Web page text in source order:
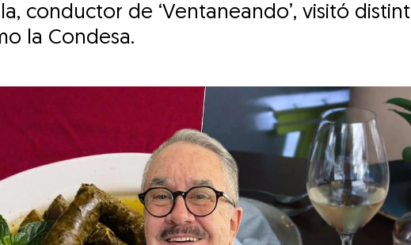
conductor de ‘Ventaneando’, visitó
la Condesa.